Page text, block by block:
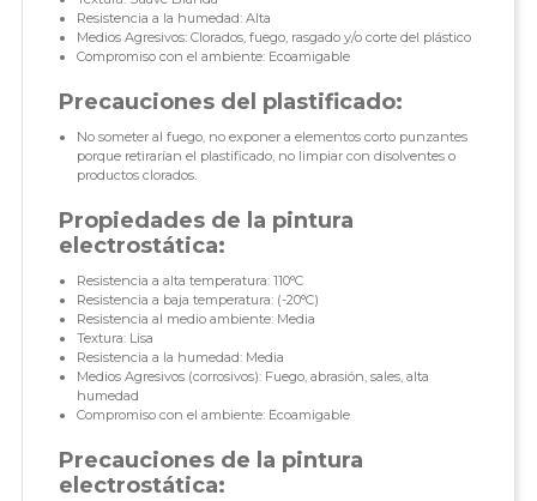
Resistencia a la humedad: Alta
Medios Agresivos: Clorados, fuego, rasgado y/o corte del plástico
Compromiso con el ambiente: Ecoamigable
Precauciones del plastificado:
No someter al fuego, no exponer a elementos corto punzantes
porque retirarían el plastificado, no limpiar con disolventes o
productos clorados.
Propiedades de la pintura
electrostática:
Resistencia a alta temperatura: 110°C
Resistencia a baja temperatura: (-20°C)
Resistencia al medio ambiente: Media
Textura: Lisa
Resistencia a la humedad: Media
Medios Agresivos (corrosivos): Fuego, abrasión, sales, alta
humedad
Compromiso con el ambiente: Ecoamigable
Precauciones de la pintura
electrostática: